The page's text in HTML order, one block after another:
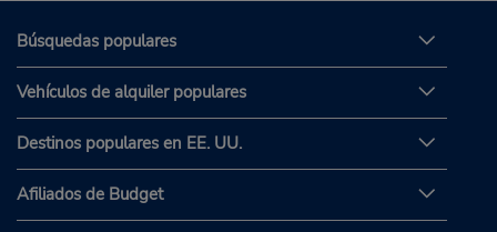
Búsquedas populares
Vehículos de alquiler populares
Destinos populares en EE. UU.
Afiliados de Budget